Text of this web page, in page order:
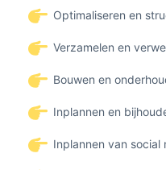
Optimaliseren en
Verzamelen en
Bouwen en
Inplannen en
Inplannen van social